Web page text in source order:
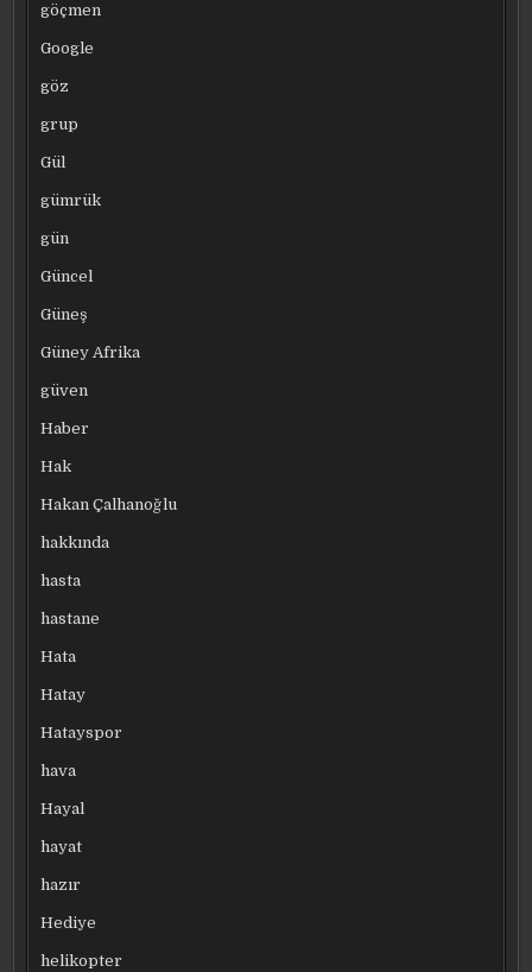
göçmen
Google
göz
grup
Gül
gümrük
gün
Güncel
Güneş
Güney Afrika
güven
Haber
Hak
Hakan Çalhanoğlu
hakkında
hasta
hastane
Hata
Hatay
Hatayspor
hava
Hayal
hayat
hazır
Hediye
helikopter